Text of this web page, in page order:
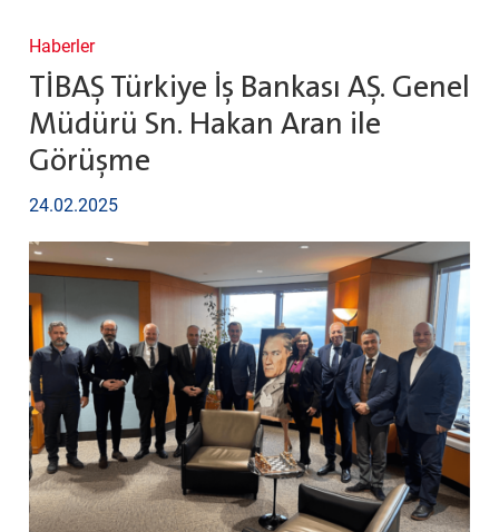
Haberler
TİBAŞ Türkiye İş Bankası AŞ. Genel
Müdürü Sn. Hakan Aran ile
Görüşme
24.02.2025